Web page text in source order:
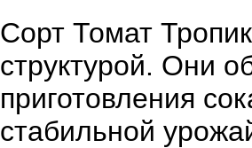
Сорт Томат
структурой. Они
приготовления
стабильной